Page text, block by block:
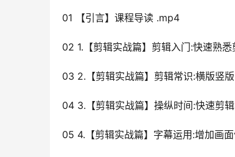
01 【引言】课程导读 .mp4
02 1.【剪辑实战篇】剪辑入门:快速熟
03 2.【剪辑实战篇】剪辑常识:横版竖
04 3.【剪辑实战篇】操纵时间:快速剪
05 4.【剪辑实战篇】字幕运用:增加画